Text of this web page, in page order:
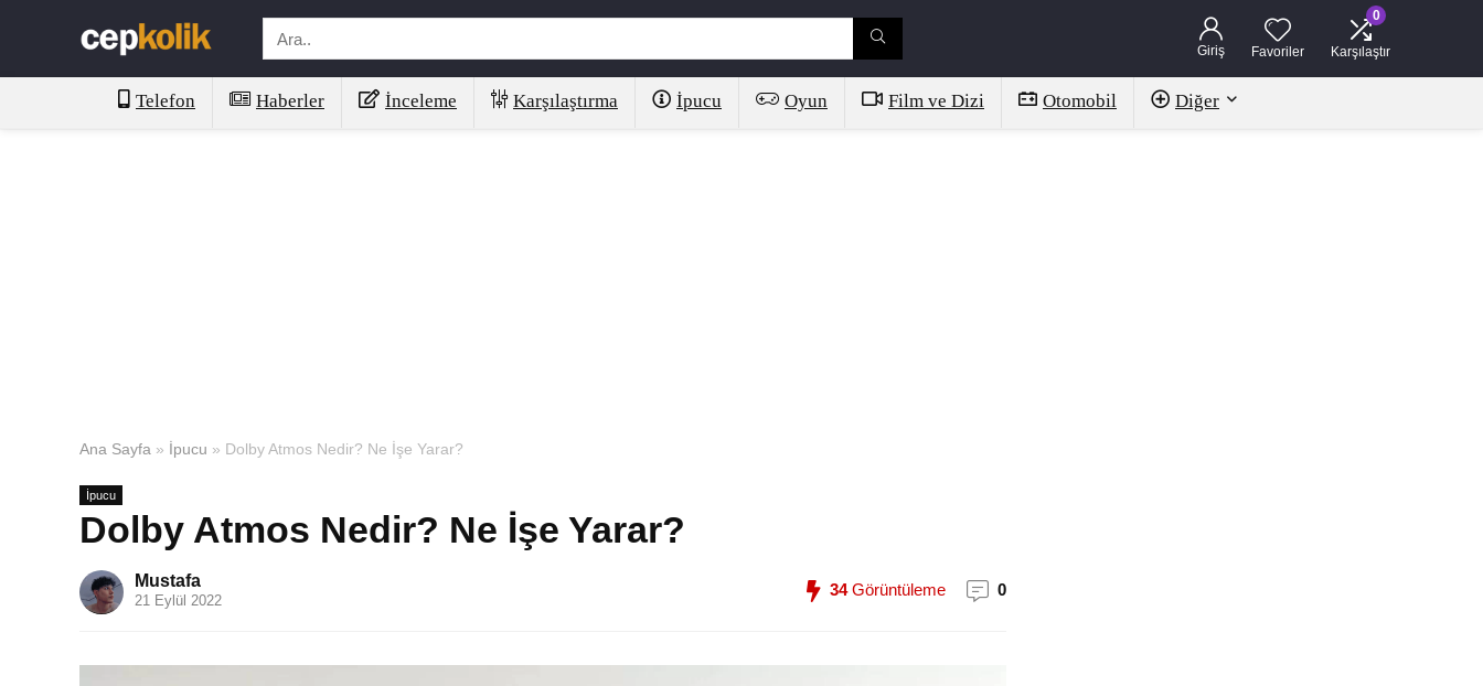
Giriş Favoriler
0
Karşılaştır
Telefon Haberler İnceleme Karşılaştırma İpucu Oyun Film ve Dizi Otomobil Diğer
Ana Sayfa » İpucu » Dolby Atmos Nedir? Ne İşe Yarar?
İpucu
Dolby Atmos Nedir? Ne İşe Yarar?
Mustafa
21 Eylül 2022
34Görüntüleme 0